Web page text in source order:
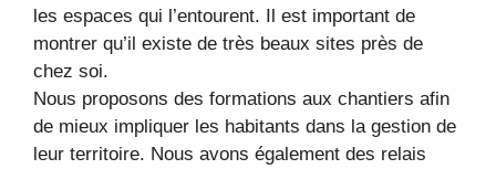
les espaces qui l’entourent. Il est important de
montrer qu’il existe de très beaux sites près de
chez soi.
Nous proposons des formations aux chantiers afin
de mieux impliquer les habitants dans la gestion de
leur territoire. Nous avons également des relais